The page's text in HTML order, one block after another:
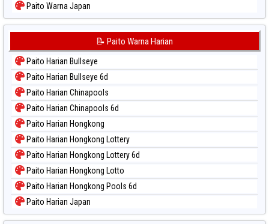
Paito Warna Japan
Paito Warna Japan 6d
Paito Warna Kuda Lari
Paito Warna Magnum Cambodia
Paito Warna Nagoya
Paito Warna New York Midday
Paito Warna North Carolina Day
Paito Warna Pcso
Paito Warna Pennsylvania Day
Paito Warna Sao Paulo
Paito Warna Singapore
Paito Warna Sydney
Paito Warna Sydney Lottery
📝 Paito Warna Harian
Paito Harian Bullseye
Paito Harian Bullseye 6d
Paito Harian Chinapools
Paito Harian Chinapools 6d
Paito Harian Hongkong
Paito Harian Hongkong Lottery
Paito Harian Hongkong Lottery 6d
Paito Harian Hongkong Lotto
Paito Harian Hongkong Pools 6d
Paito Harian Japan
Paito Harian Japan 6d